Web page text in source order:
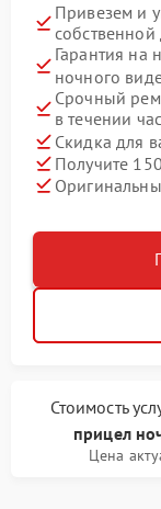
Привезем и
собственной
Гарантия на
ночного
Срочный
в течении
Скидка для
Получите
Стоимость
прицел
Цена